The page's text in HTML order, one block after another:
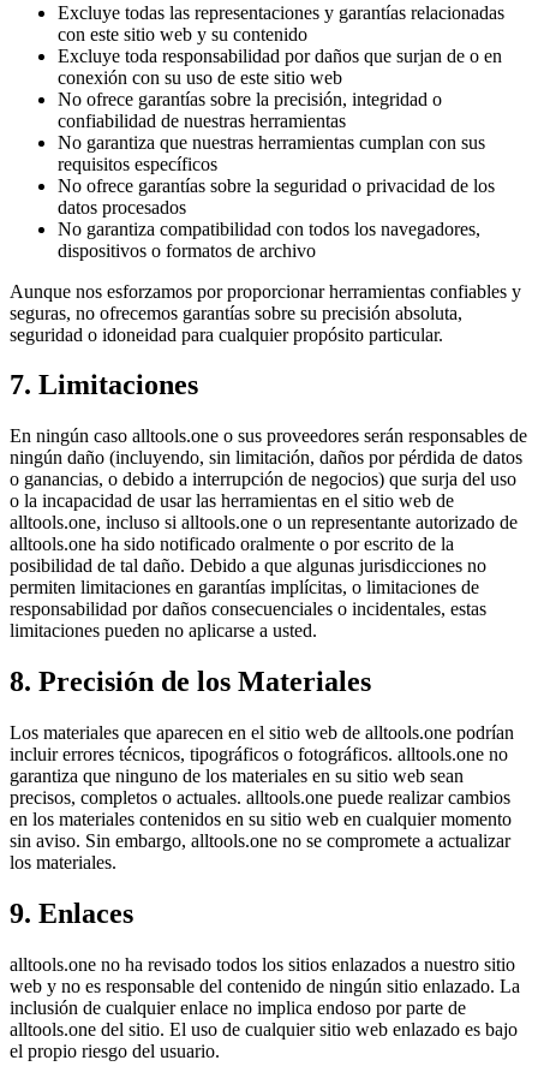
Excluye todas las representaciones y garantías relacionadas
con este sitio web y su contenido
Excluye toda responsabilidad por daños que surjan de o en
conexión con su uso de este sitio web
No ofrece garantías sobre la precisión, integridad o
confiabilidad de nuestras herramientas
No garantiza que nuestras herramientas cumplan con sus
requisitos específicos
No ofrece garantías sobre la seguridad o privacidad de los
datos procesados
No garantiza compatibilidad con todos los navegadores,
dispositivos o formatos de archivo
Aunque nos esforzamos por proporcionar herramientas confiables y
seguras, no ofrecemos garantías sobre su precisión absoluta,
seguridad o idoneidad para cualquier propósito particular.
7. Limitaciones
En ningún caso alltools.one o sus proveedores serán responsables de
ningún daño (incluyendo, sin limitación, daños por pérdida de datos
o ganancias, o debido a interrupción de negocios) que surja del uso
o la incapacidad de usar las herramientas en el sitio web de
alltools.one, incluso si alltools.one o un representante autorizado de
alltools.one ha sido notificado oralmente o por escrito de la
posibilidad de tal daño. Debido a que algunas jurisdicciones no
permiten limitaciones en garantías implícitas, o limitaciones de
responsabilidad por daños consecuenciales o incidentales, estas
limitaciones pueden no aplicarse a usted.
8. Precisión de los Materiales
Los materiales que aparecen en el sitio web de alltools.one podrían
incluir errores técnicos, tipográficos o fotográficos. alltools.one no
garantiza que ninguno de los materiales en su sitio web sean
precisos, completos o actuales. alltools.one puede realizar cambios
en los materiales contenidos en su sitio web en cualquier momento
sin aviso. Sin embargo, alltools.one no se compromete a actualizar
los materiales.
9. Enlaces
alltools.one no ha revisado todos los sitios enlazados a nuestro sitio
web y no es responsable del contenido de ningún sitio enlazado. La
inclusión de cualquier enlace no implica endoso por parte de
alltools.one del sitio. El uso de cualquier sitio web enlazado es bajo
el propio riesgo del usuario.